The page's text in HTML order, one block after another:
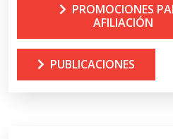
PROMOCIONES
AFILIACIÓN
PUBLICACIONES